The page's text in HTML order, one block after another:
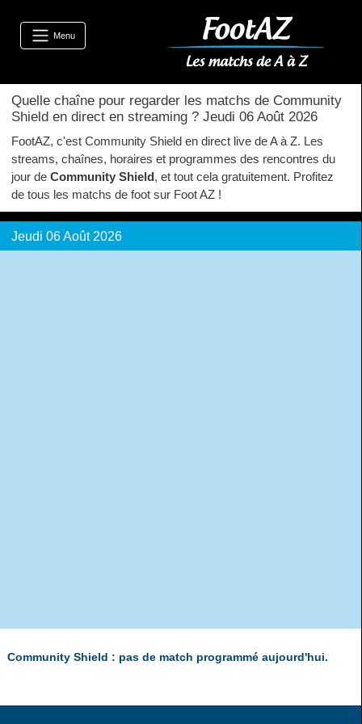
Quelle chaîne pour regarder les matchs de Community
Shield en direct en streaming ? Jeudi 06 Août 2026
FootAZ, c'est Community Shield en direct live de A à Z. Les
streams, chaînes, horaires et programmes des rencontres du
jour de Community Shield, et tout cela gratuitement. Profitez
de tous les matchs de foot sur Foot AZ !
Jeudi 06 Août 2026
Community Shield : pas de match programmé aujourd'hui.
Menu